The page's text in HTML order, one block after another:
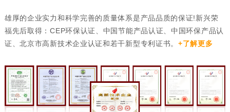
雄厚的企业实力和科学完善的质量体系是产品品质的保证!新兴荣
福先后取得：CEP环保认证、中国节能产品认证、中国环保产品认
证、北京市高新技术企业认证和若干新型专利证书。+了解更多